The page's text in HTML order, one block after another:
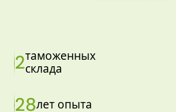
2таможенных
склада
28лет опыта